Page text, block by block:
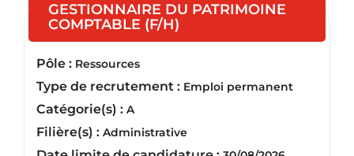
GESTIONNAIRE DU PATRIMOINE
COMPTABLE (F/H)
Pôle : Ressources
Type de recrutement : Emploi permanent
Catégorie(s) : A
Filière(s) : Administrative